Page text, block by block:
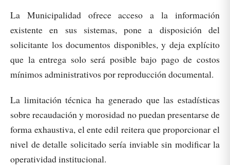
La Municipalidad ofrece acceso a la información
existente en sus sistemas, pone a disposición del
solicitante los documentos disponibles, y deja explícito
que la entrega solo será posible bajo pago de costos
mínimos administrativos por reproducción documental.
La limitación técnica ha generado que las estadísticas
sobre recaudación y morosidad no puedan presentarse de
forma exhaustiva, el ente edil reitera que proporcionar el
nivel de detalle solicitado sería inviable sin modificar la
operatividad institucional.